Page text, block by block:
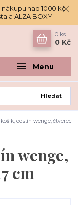
nad 1000 kč
a ALZA BOXY
Menu
Hledat
0 ks
0 Kč
košík, odstín wenge, čtverec
wenge,
cm